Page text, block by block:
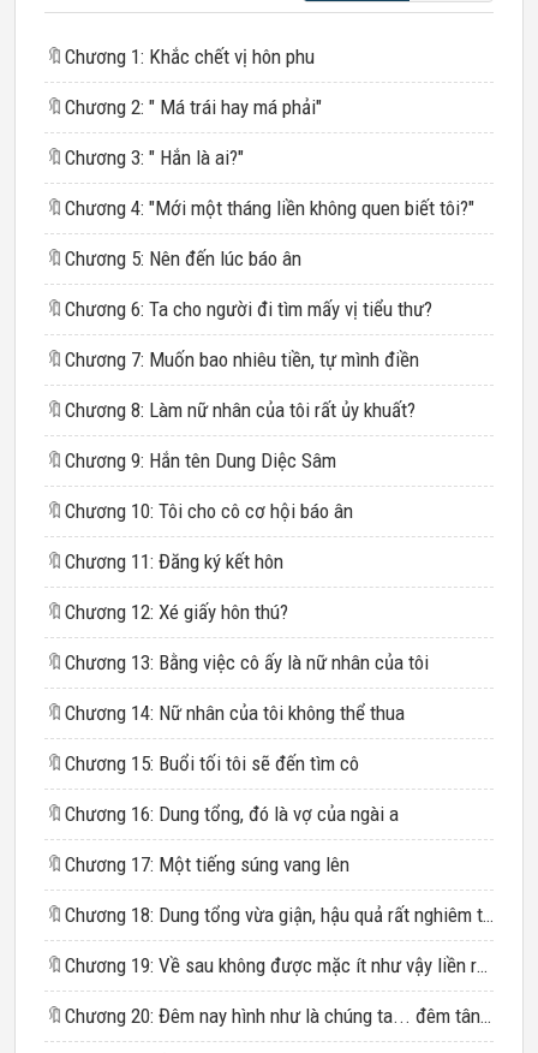
🔖 Chương 1: Khắc chết vị hôn phu
🔖 Chương 2: " Má trái hay má phải"
🔖 Chương 3: " Hắn là ai?"
🔖 Chương 4: "Mới một tháng liền không quen biết tôi?"
🔖 Chương 5: Nên đến lúc báo ân
🔖 Chương 6: Ta cho người đi tìm mấy vị tiểu thư?
🔖 Chương 7: Muốn bao nhiêu tiền, tự mình điền
🔖 Chương 8: Làm nữ nhân của tôi rất ủy khuất?
🔖 Chương 9: Hắn tên Dung Diệc Sâm
🔖 Chương 10: Tôi cho cô cơ hội báo ân
🔖 Chương 11: Đăng ký kết hôn
🔖 Chương 12: Xé giấy hôn thú?
🔖 Chương 13: Bằng việc cô ấy là nữ nhân của tôi
🔖 Chương 14: Nữ nhân của tôi không thể thua
🔖 Chương 15: Buổi tối tôi sẽ đến tìm cô
🔖 Chương 16: Dung tổng, đó là vợ của ngài a
🔖 Chương 17: Một tiếng súng vang lên
🔖 Chương 18: Dung tổng vừa giận, hậu quả rất nghiêm trọng
🔖 Chương 19: Về sau không được mặc ít như vậy liền ra cửa
🔖 Chương 20: Đêm nay hình như là chúng ta... đêm tân hôn